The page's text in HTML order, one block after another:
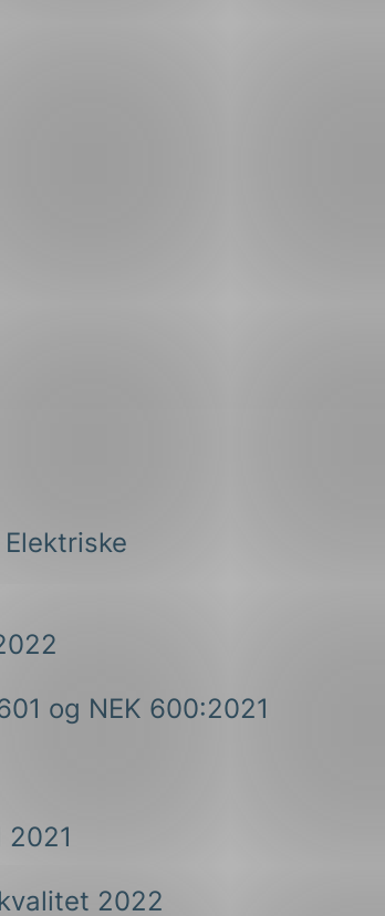
Elektriske
og NEK 600:2021
2022